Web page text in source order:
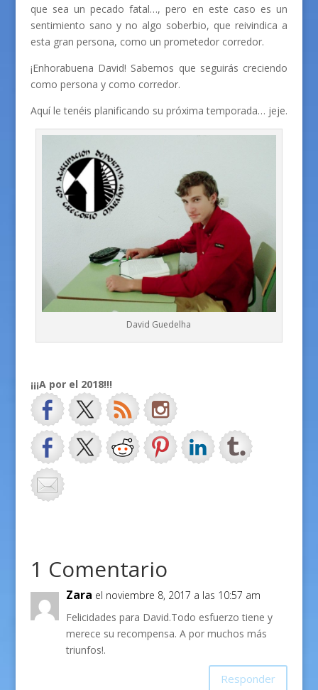
que sea un pecado fatal…, pero en este caso es un
sentimiento sano y no algo soberbio, que reivindica a
esta gran persona, como un prometedor corredor.
¡Enhorabuena David! Sabemos que seguirás creciendo
como persona y como corredor.
Aquí le tenéis planificando su próxima temporada… jeje.
David Guedelha
¡¡¡A por el 2018!!!
1 Comentario
Zara el noviembre 8, 2017 a las 10:57 am
Felicidades para David.Todo esfuerzo tiene y
merece su recompensa. A por muchos más
triunfos!.
Responder